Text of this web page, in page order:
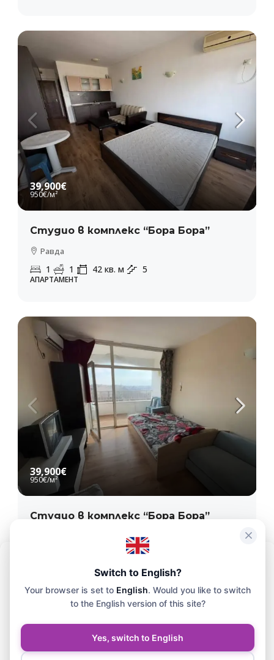
За да осигурим максимално удобство, използваме технологии
като бисквитки за съхранение и/или достъп до информация за
вашето устройство. Съгласието за използването на тези
технологии ще ни позволи да обработваме на този сайт данни
Приемам
39,900€
950€/м²
Студио в комплекс “Бора Бора”
Равда
1 1 42 кв. м 5
АПАРТАМЕНТ
39,900€
950€/м²
Студио в комплекс “Бора Бора”
5
Switch to English?
Your browser is set to English. Would you like to switch
to the English version of this site?
Yes, switch to English